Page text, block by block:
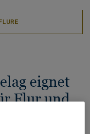
eignet
Flur und